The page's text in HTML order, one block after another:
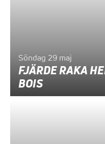
Söndag 29 maj
FJÄRDE RAKA
BOIS